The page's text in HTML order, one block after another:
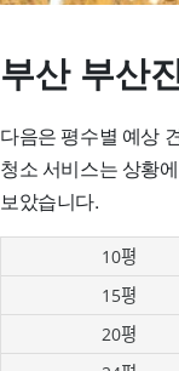
부산 부산
다음은 평수별 예상
청소 서비스는 상황
보았습니다.
10평
15평
20평